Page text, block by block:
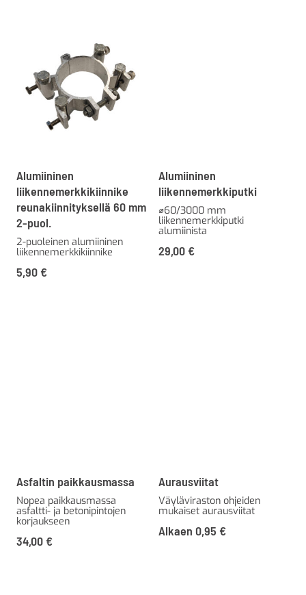
Alumiininen
liikennemerkkikiinnike
reunakiinnityksellä 60 mm
2-puol.
2-puoleinen alumiininen
liikennemerkkikiinnike
5,90 €
Alumiininen
liikennemerkkiputki
⌀60/3000 mm
liikennemerkkiputki
alumiinista
29,00 €
Asfaltin paikkausmassa
Nopea paikkausmassa
asfaltti- ja betonipintojen
korjaukseen
34,00 €
Aurausviitat
Väyläviraston ohjeiden
mukaiset aurausviitat
Alkaen 0,95 €